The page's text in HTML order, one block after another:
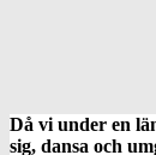
Då vi under en
sig, dansa och